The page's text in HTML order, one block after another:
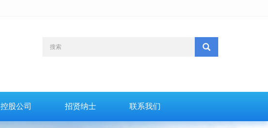
控股公司 招贤纳士 联系我们